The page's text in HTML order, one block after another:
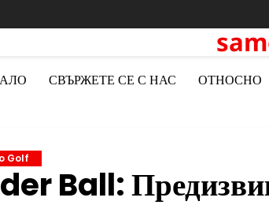
СВЪРЖЕТЕ СЕ С НАС ОТНОСНО
Golf
Ball: